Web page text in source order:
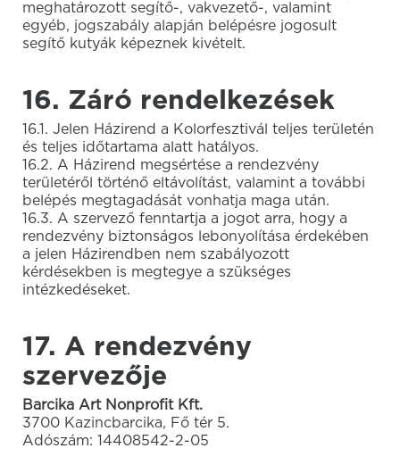
meghatározott segítő-, vakvezető-, valamint
egyéb, jogszabály alapján belépésre jogosult
segítő kutyák képeznek kivételt.
16. Záró rendelkezések
16.1. Jelen Házirend a Kolorfesztivál teljes területén
és teljes időtartama alatt hatályos.
16.2. A Házirend megsértése a rendezvény
területéről történő eltávolítást, valamint a további
belépés megtagadását vonhatja maga után.
16.3. A szervező fenntartja a jogot arra, hogy a
rendezvény biztonságos lebonyolítása érdekében
a jelen Házirendben nem szabályozott
kérdésekben is megtegye a szükséges
intézkedéseket.
17. A rendezvény
szervezője
Barcika Art Nonprofit Kft.
3700 Kazincbarcika, Fő tér 5.
Adószám: 14408542-2-05